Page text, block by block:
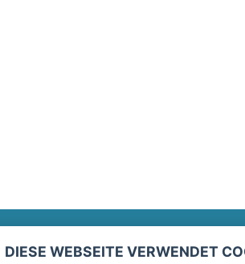
DIESE WEBSEITE VERWENDET